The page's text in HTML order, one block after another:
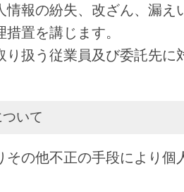
情報の紛失、改ざん、漏え
置を講じます。
り扱う従業員及び委託先に
いて
その他不正の手段により個